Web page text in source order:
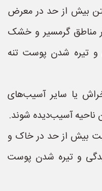
بیش از حد در معرض
مناطق گرمسیر و خشک
و تیره شدن پوست تنه
یا سایر آسیب‌های
ناحیه آسیب‌دیده شوند.
بیش از حد در خاک و
و تیره شدن پوست